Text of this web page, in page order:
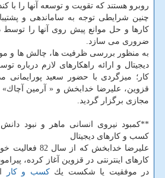
روبرو هستند كه تقویت و توسعه آنها را با
چنین شرایطی توجه به ساماندهی و
كارها و حل موانع پیش روی آنها را توسط
ضروری می سازد.
به منظور بررسی ظرفیت ها، چالش ها و
دیجیتال و ارائه راهكارهای لازم درباره
كار؛ میزگردی با حضور سعید پورایمانی
قزوین، علیرضا خدابخش و « آرمین آچاك»
مجازی برگزار گردید.
**كمبود نیروی انسانی ماهر و نبود
كسب و كارهای دیجیتال
علیرضا خدابخش
كارهای اینترنتی در قزوین آغاز كرده،
در موفقیت یا شكست یككسب و كار